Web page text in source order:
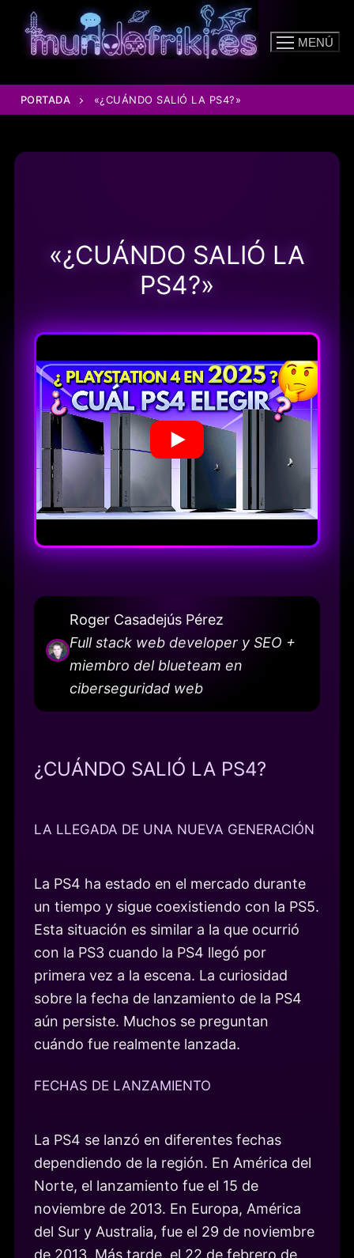
contenido
MENÚ
PORTADA «¿CUÁNDO SALIÓ LA PS4?»
«¿CUÁNDO SALIÓ LA
PS4?»
Roger Casadejús Pérez
Full stack web developer y SEO +
miembro del blueteam en
ciberseguridad web
¿CUÁNDO SALIÓ LA PS4?
LA LLEGADA DE UNA NUEVA GENERACIÓN
La PS4 ha estado en el mercado durante
un tiempo y sigue coexistiendo con la PS5.
Esta situación es similar a la que ocurrió
con la PS3 cuando la PS4 llegó por
primera vez a la escena. La curiosidad
sobre la fecha de lanzamiento de la PS4
aún persiste. Muchos se preguntan
cuándo fue realmente lanzada.
FECHAS DE LANZAMIENTO
La PS4 se lanzó en diferentes fechas
dependiendo de la región. En América del
Norte, el lanzamiento fue el 15 de
noviembre de 2013. En Europa, América
del Sur y Australia, fue el 29 de noviembre